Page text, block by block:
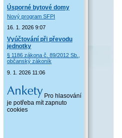
Úsporné bytové domy
Nový program SFPI
16. 1. 2026 9:07
Vyúčtování při převodu
jednotky
§ 1186 zákona č. 89/2012 Sb.,
občanský zákoník
9. 1. 2026 11:06
Pro hlasování
je potřeba mít zapnuto
cookies